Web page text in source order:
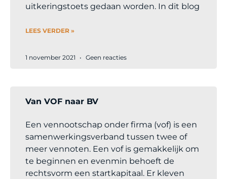
uitkeringstoets gedaan worden. In dit blog
LEES VERDER »
1 november 2021 Geen reacties
Van VOF naar BV
Een vennootschap onder firma (vof) is een
samenwerkingsverband tussen twee of
meer vennoten. Een vof is gemakkelijk om
te beginnen en evenmin behoeft de
rechtsvorm een startkapitaal. Er kleven